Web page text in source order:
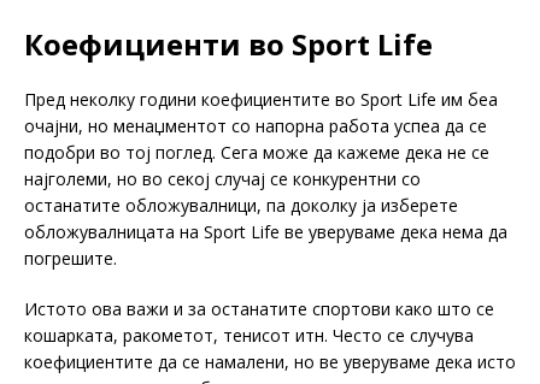
Коефициенти во Sport Life
Пред неколку години коефициентите во Sport Life им беа
очајни, но менаџментот со напорна работа успеа да се
подобри во тој поглед. Сега може да кажеме дека не се
најголеми, но во секој случај се конкурентни со
останатите обложувалници, па доколку ја изберете
обложувалницата на Sport Life ве уверуваме дека нема да
погрешите.
Истото ова важи и за останатите спортови како што се
кошарката, ракометот, тенисот итн. Често се случува
коефициентите да се намалени, но ве уверуваме дека исто